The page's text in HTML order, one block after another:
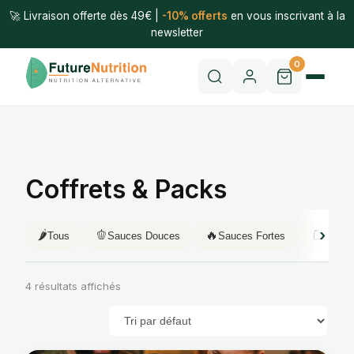
🚀 Livraison offerte dès 49€ | -10% offerts en vous inscrivant à la
newsletter
0
Coffrets & Packs
🌶️Tous 🫑Sauces Douces 🔥 Sauces Fortes 🫙
4 résultats affichés